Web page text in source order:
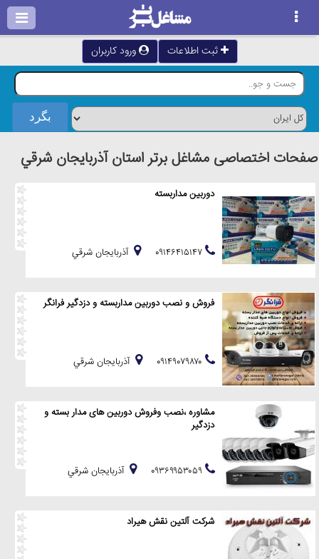
ثبت اطلاعات ورود کاربران
صفحات اختصاصی مشاغل برتر استان آذربايجان شرقي
دوربین مداربسته
آذربايجان شرقي
فروش و نصب دوربین مداربسته و دزدگیر فرانگر
آذربايجان شرقي
مشاوره ،نصب وفروش دوربین های مدار بسته و
دزدگیر
آذربايجان شرقي
شرکت آلتین نقش هیراد